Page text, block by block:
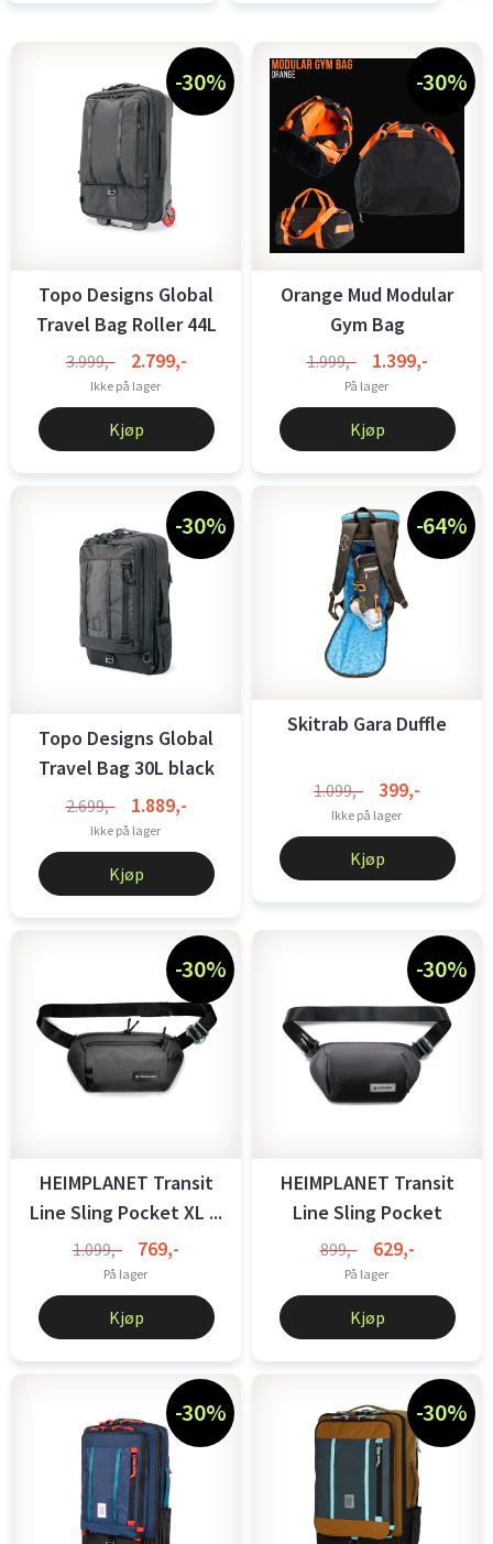
-30%
Topo Designs Global
Travel Bag Roller 44L
black
3.999,- 2.799,-
Ikke på lager
Kjøp
-30%
Orange Mud Modular
Gym Bag
Black/Orange
1.999,- 1.399,-
På lager
Kjøp
-30%
Topo Designs Global
Travel Bag 30L black
2.699,- 1.889,-
Ikke på lager
Kjøp
-64%
Skitrab Gara Duffle
1.099,- 399,-
Ikke på lager
Kjøp
-30%
HEIMPLANET Transit
Line Sling Pocket XL ...
1.099,- 769,-
På lager
Kjøp
-30%
HEIMPLANET Transit
Line Sling Pocket
Castlerock
899,- 629,-
På lager
Kjøp
-30% -30%